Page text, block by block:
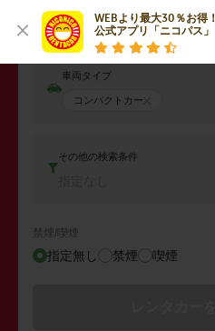
WEBより最大30％お得！
公式アプリ「ニコパス」
2026年08月11日 (火) 11:00
車両タイプ
コンパクトカー
その他の検索条件
禁煙/喫煙
指定無し 禁煙 喫煙